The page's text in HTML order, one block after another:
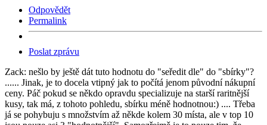
Odpovědět
Permalink
Poslat zprávu
Zack: nešlo by ještě dát tuto hodnotu do "seředit dle" do "sbírky"?
...... Jinak, je to docela vtipný jak to počítá jenom původní nákupní
ceny. Páč pokud se někdo opravdu specializuje na starší raritnější
kusy, tak má, z tohoto pohledu, sbírku méně hodnotnou:) .... Třeba
já se pohybuju s množstvím až někde kolem 30 místa, ale v top 10